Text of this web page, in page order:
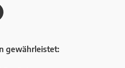
gewährleistet: